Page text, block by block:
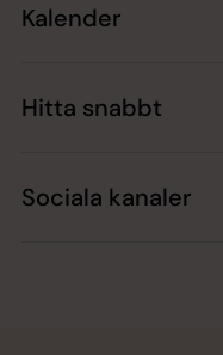
Kalender
Hitta snabbt
Sociala kanaler